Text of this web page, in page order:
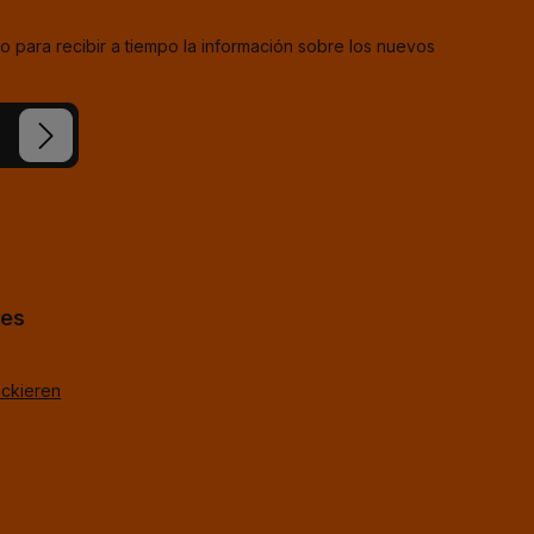
para recibir a tiempo la información sobre los nuevos